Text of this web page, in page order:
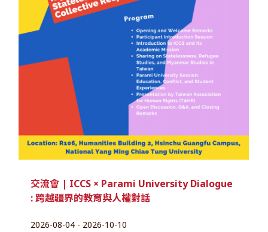
交流會 | ICCS × Parami University Dialogue
: 跨越疆界的教育與人權對話
2026-08-04 - 2026-10-10